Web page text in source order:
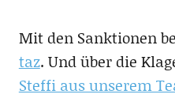
Mit den Sanktionen
taz. Und über die
Steffi aus unserem